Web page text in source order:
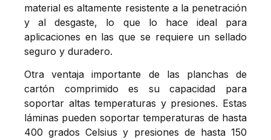
material es altamente resistente a la penetración
y al desgaste, lo que lo hace ideal para
aplicaciones en las que se requiere un sellado
seguro y duradero.
Otra ventaja importante de las planchas de
cartón comprimido es su capacidad para
soportar altas temperaturas y presiones. Estas
láminas pueden soportar temperaturas de hasta
400 grados Celsius y presiones de hasta 150